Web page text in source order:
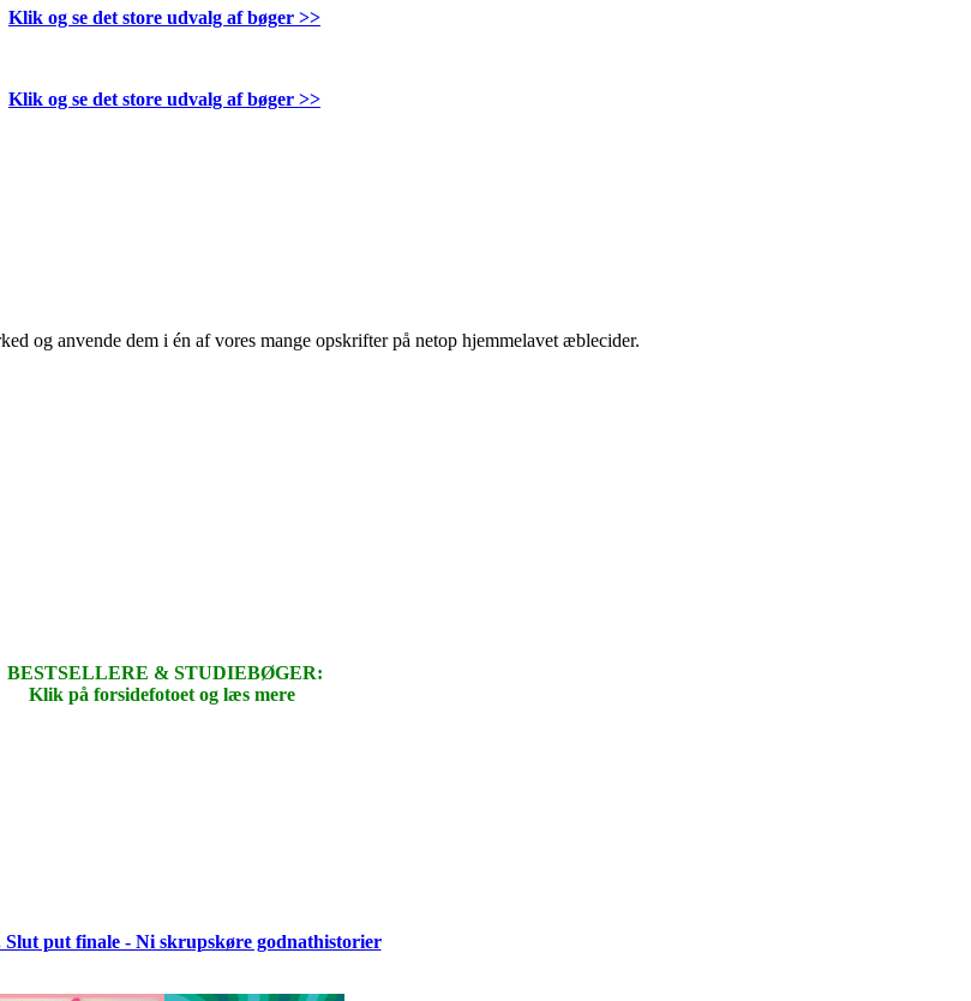
Klik og se det store udvalg af bøger >>
Klik og se det store udvalg af bøger >>
og anvende dem i én af vores mange opskrifter på netop hjemmelavet æblecider.
BESTSELLERE & STUDIEBØGER:
Klik på forsidefotoet og læs mere